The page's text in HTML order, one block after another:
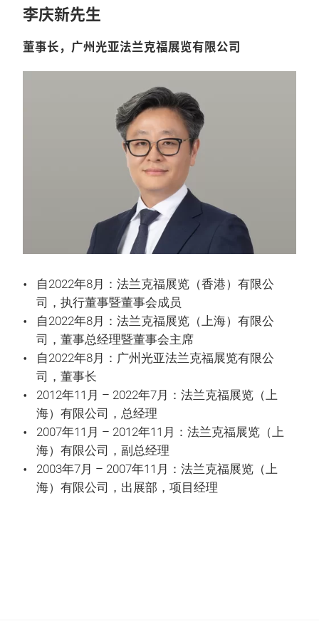
李庆新先生
董事长，广州光亚法兰克福展览有限公司
自2022年8月：法兰克福展览（香港）有限公
司，执行董事暨董事会成员
自2022年8月：法兰克福展览（上海）有限公
司，董事总经理暨董事会主席
自2022年8月：广州光亚法兰克福展览有限公
司，董事长
2012年11月 – 2022年7月：法兰克福展览（上
海）有限公司，总经理
2007年11月 – 2012年11月：法兰克福展览（上
海）有限公司，副总经理
2003年7月 – 2007年11月：法兰克福展览（上
海）有限公司，出展部，项目经理